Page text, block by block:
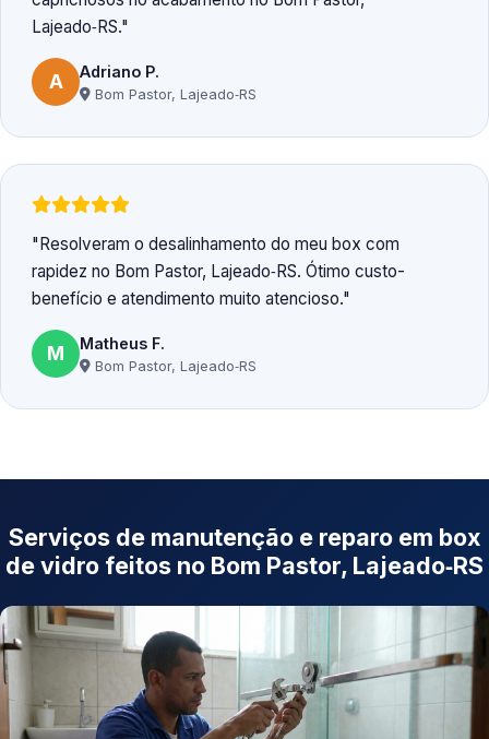
Lajeado‑RS.
A Adriano P.
Bom Pastor, Lajeado‑RS
Resolveram o desalinhamento do meu box com
rapidez no Bom Pastor, Lajeado‑RS. Ótimo custo-
benefício e atendimento muito atencioso.
M Matheus F.
Bom Pastor, Lajeado‑RS
Serviços de manutenção e reparo em box
de vidro feitos no Bom Pastor, Lajeado‑RS